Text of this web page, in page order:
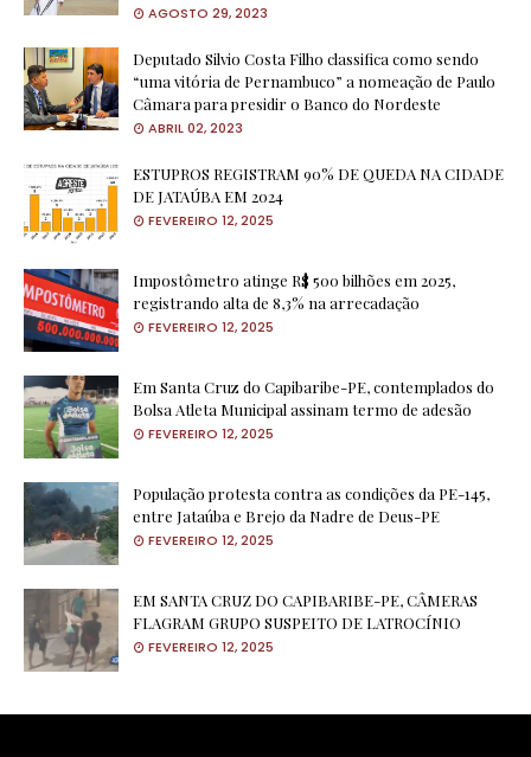
AGOSTO 29, 2023
Deputado Silvio Costa Filho classifica como sendo
“uma vitória de Pernambuco” a nomeação de Paulo
Câmara para presidir o Banco do Nordeste
ABRIL 02, 2023
ESTUPROS REGISTRAM 90% DE QUEDA NA CIDADE
DE JATAÚBA EM 2024
FEVEREIRO 12, 2025
Impostômetro atinge R$ 500 bilhões em 2025,
registrando alta de 8,3% na arrecadação
FEVEREIRO 12, 2025
Em Santa Cruz do Capibaribe-PE, contemplados do
Bolsa Atleta Municipal assinam termo de adesão
FEVEREIRO 12, 2025
População protesta contra as condições da PE-145,
entre Jataúba e Brejo da Nadre de Deus-PE
FEVEREIRO 12, 2025
EM SANTA CRUZ DO CAPIBARIBE-PE, CÂMERAS
FLAGRAM GRUPO SUSPEITO DE LATROCÍNIO
FEVEREIRO 12, 2025